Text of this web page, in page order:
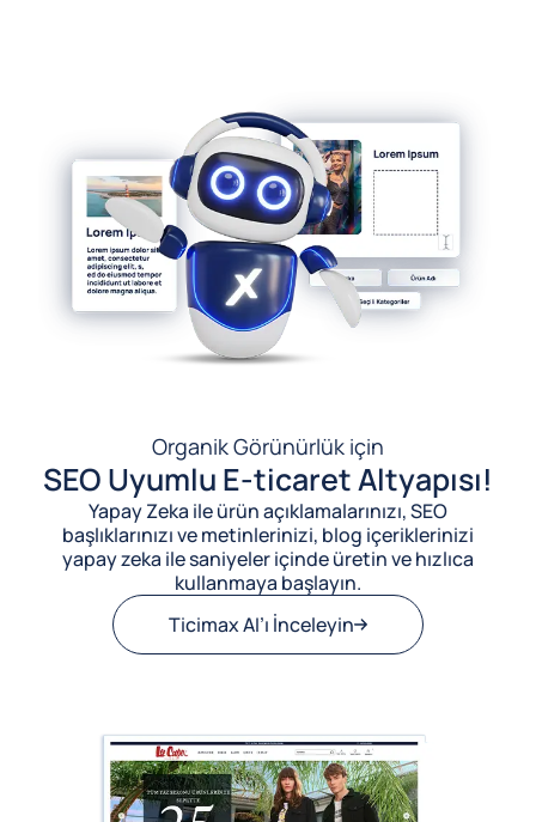
Organik Görünürlük için
SEO Uyumlu E-ticaret Altyapısı!
Yapay Zeka ile ürün açıklamalarınızı, SEO
başlıklarınızı ve metinlerinizi, blog içeriklerinizi
yapay zeka ile saniyeler içinde üretin ve hızlıca
kullanmaya başlayın.
Ticimax AI’ı İnceleyin